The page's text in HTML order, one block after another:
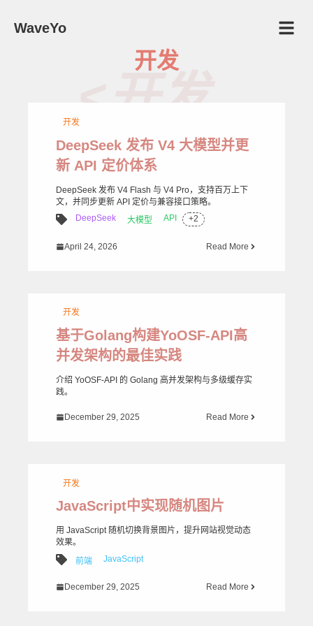
WaveYo
开发
开发
DeepSeek 发布 V4 大模型并更
新 API 定价体系
DeepSeek 发布 V4 Flash 与 V4 Pro，支持百万上下
文，并同步更新 API 定价与兼容接口策略。
DeepSeek
大模型 API +2
April 24, 2026 Read More
开发
基于Golang构建YoOSF-API高
并发架构的最佳实践
介绍 YoOSF-API 的 Golang 高并发架构与多级缓存实
践。
December 29, 2025 Read More
开发
JavaScript中实现随机图片
用 JavaScript 随机切换背景图片，提升网站视觉动态
效果。
前端
JavaScript
December 29, 2025 Read More
<开发
>